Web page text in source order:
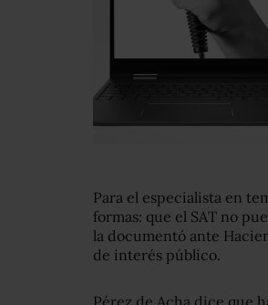
Para el especialista en
formas: que el SAT no
la documentó ante
de interés público.